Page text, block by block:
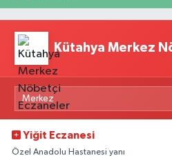
Kütahya Merkez
Yiğit Eczanesi
Özel Anadolu Hastanesi yanı